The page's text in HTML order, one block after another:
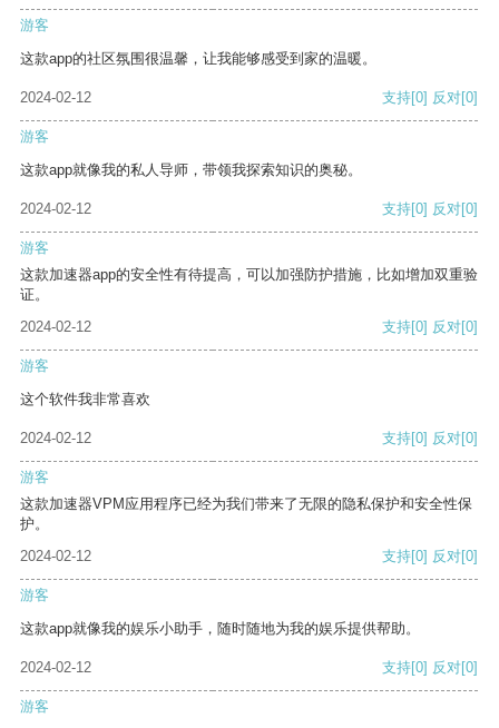
游客
这款app的社区氛围很温馨，让我能够感受到家的温暖。
2024-02-12 支持[0] 反对[0]
游客
这款app就像我的私人导师，带领我探索知识的奥秘。
2024-02-12 支持[0] 反对[0]
游客
这款加速器app的安全性有待提高，可以加强防护措施，比如增加双重验
证。
2024-02-12
支持[0] 反对[0]
游客
这个软件我非常喜欢
2024-02-12 支持[0] 反对[0]
游客
这款加速器VPM应用程序已经为我们带来了无限的隐私保护和安全性保
护。
2024-02-12
支持[0] 反对[0]
游客
这款app就像我的娱乐小助手，随时随地为我的娱乐提供帮助。
2024-02-12 支持[0] 反对[0]
游客